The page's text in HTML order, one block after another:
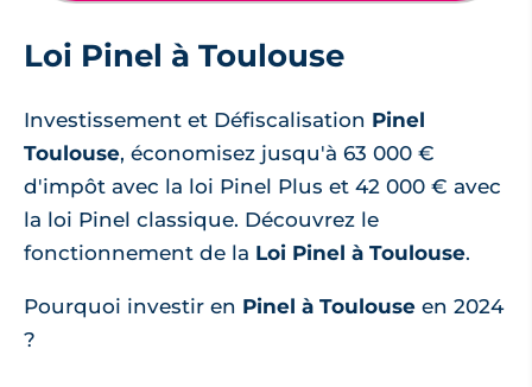
Loi Pinel à Toulouse
Investissement et Défiscalisation Pinel
Toulouse, économisez jusqu'à 63 000 €
d'impôt avec la loi Pinel Plus et 42 000 € avec
la loi Pinel classique. Découvrez le
fonctionnement de la Loi Pinel à Toulouse.
Pourquoi investir en Pinel à Toulouse en 2024
?